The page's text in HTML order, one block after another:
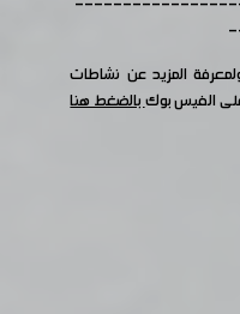
المزيد عن نشاطات
الفيس بوكبالضغط هنا